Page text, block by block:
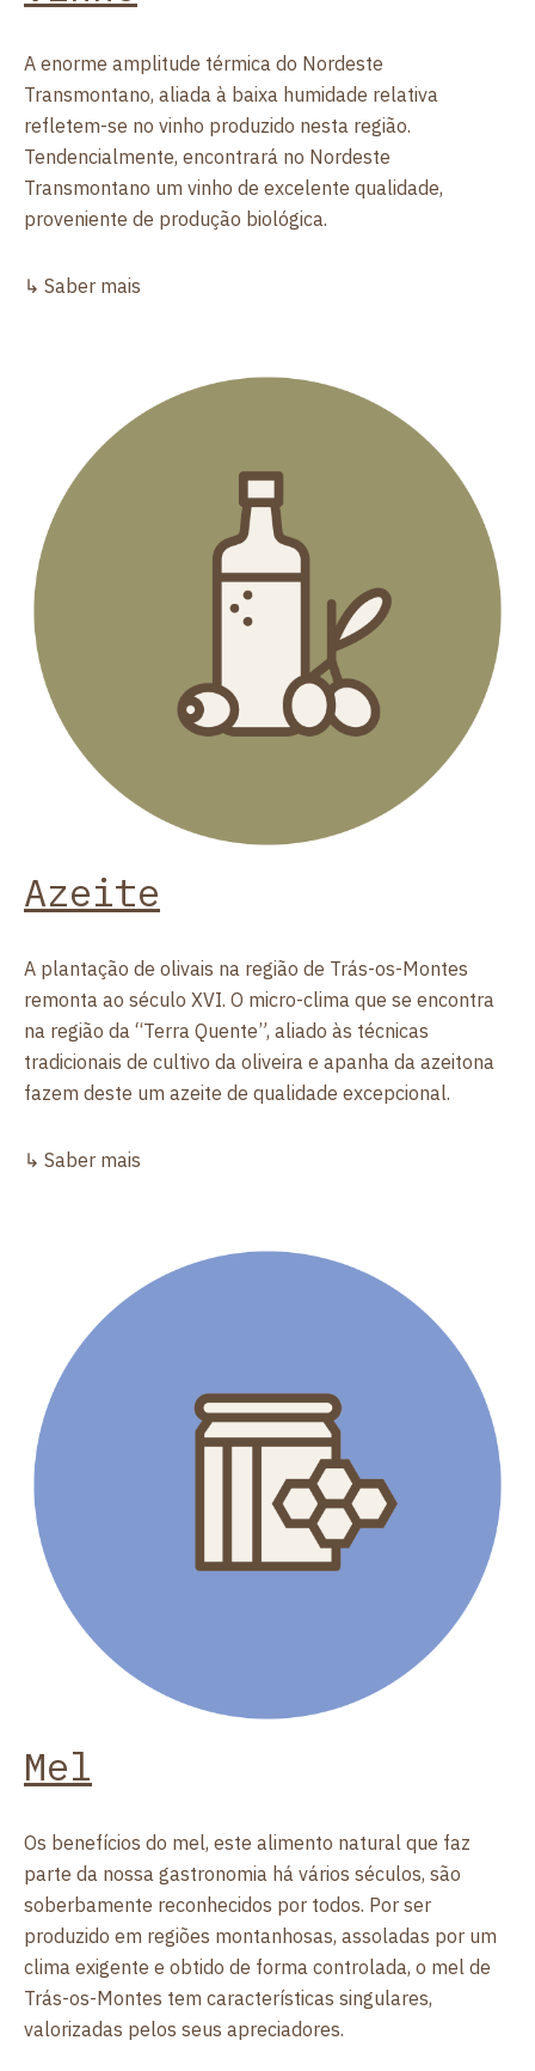
A enorme amplitude térmica do Nordeste
Transmontano, aliada à baixa humidade relativa
refletem-se no vinho produzido nesta região.
Tendencialmente, encontrará no Nordeste
Transmontano um vinho de excelente qualidade,
proveniente de produção biológica.
↳ Saber mais
Azeite
A plantação de olivais na região de Trás-os-Montes
remonta ao século XVI. O micro-clima que se encontra
na região da “Terra Quente”, aliado às técnicas
tradicionais de cultivo da oliveira e apanha da azeitona
fazem deste um azeite de qualidade excepcional.
↳ Saber mais
Mel
Os benefícios do mel, este alimento natural que faz
parte da nossa gastronomia há vários séculos, são
soberbamente reconhecidos por todos. Por ser
produzido em regiões montanhosas, assoladas por um
clima exigente e obtido de forma controlada, o mel de
Trás-os-Montes tem características singulares,
valorizadas pelos seus apreciadores.